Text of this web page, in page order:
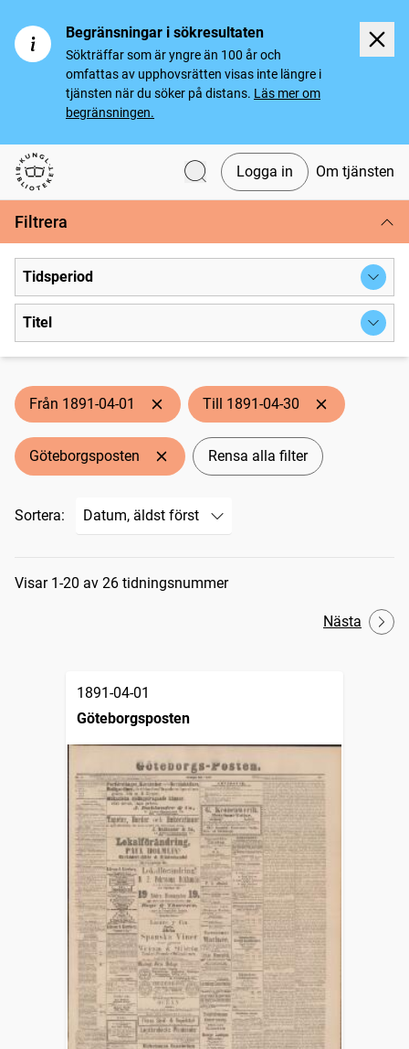
Begränsningar i sökresultaten
Sökträffar som är yngre än 100 år och
omfattas av upphovsrätten visas inte längre i
tjänsten när du söker på distans. Läs mer om
begränsningen.
Svenska tidningar
Logga in Om tjänsten
Filtrera
Tidsperiod
Titel
Från 1891-04-01 Till 1891-04-30
Göteborgsposten Rensa alla filter
Sortera:
Sökresultat
Visar 1-20 av 26 tidningsnummer
Nästa
1891-04-01
Göteborgsposten